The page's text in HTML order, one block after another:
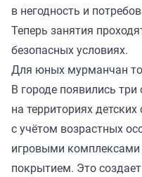
в негодность и
Теперь занятия
безопасных условиях.
Для юных мурманчан
В городе появились
на территориях
с учётом возрастных
игровыми
покрытием. Это